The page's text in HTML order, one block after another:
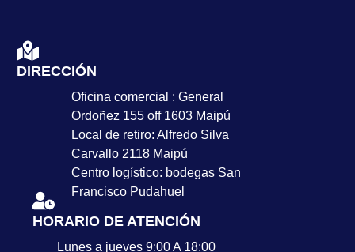
DIRECCIÓN
Oficina comercial : General
Ordoñez 155 off 1603 Maipú
Local de retiro: Alfredo Silva
Carvallo 2118 Maipú
Centro logístico: bodegas San
Francisco Pudahuel
HORARIO DE ATENCIÓN
Lunes a jueves 9:00 A 18:00